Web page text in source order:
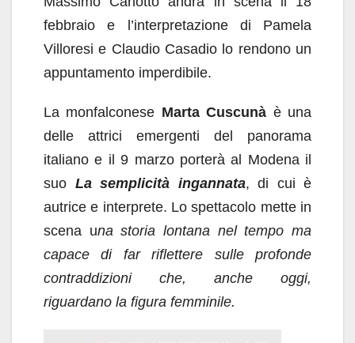
febbraio e l’interpretazione di Pamela
Villoresi e Claudio Casadio lo rendono un
appuntamento imperdibile.
La monfalconese Marta Cuscunà è una
delle attrici emergenti del panorama
italiano e il 9 marzo porterà al Modena il
suo La semplicità ingannata, di cui è
autrice e interprete. Lo spettacolo mette in
scena una storia lontana nel tempo ma
capace di far riflettere sulle profonde
contraddizioni che, anche oggi,
riguardano la figura femminile.